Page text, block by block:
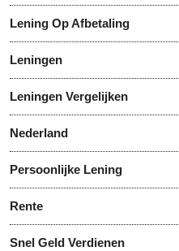
Lening Op Afbetaling
Leningen
Leningen Vergelijken
Nederland
Persoonlijke Lening
Rente
Snel Geld Verdienen